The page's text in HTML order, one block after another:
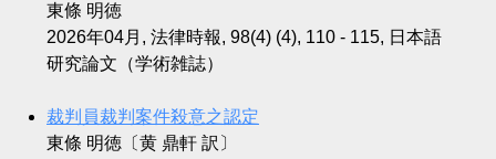
東條 明徳
2026年04月, 法律時報, 98(4) (4), 110 - 115, 日本語
研究論文（学術雑誌）
裁判員裁判案件殺意之認定
東條 明徳〔黄 鼎軒 訳〕